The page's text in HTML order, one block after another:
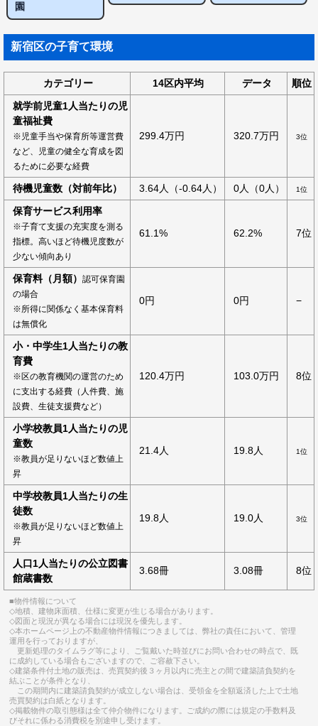
園
新宿区の子育て環境
カテゴリー 14区内平均 データ
順位
就学前児童1人当たりの児
童福祉費
※児童手当や保育所等運営費
など、児童の健全な育成を図
るために必要な経費
299.4万円 320.7万円 3位
待機児童数（対前年比） 3.64人（-0.64人） 0人（0人） 1位
保育サービス利用率
※子育て支援の充実度を測る
指標。高いほど待機児度数が
少ない傾向あり
61.1% 62.2% 7位
保育料（月額）
認可保育園
の場合
※所得に関係なく基本保育料
は無償化
0円 0円 −
小・中学生1人当たりの教
育費
※区の教育機関の運営のため
に支出する経費（人件費、施
設費、生徒支援費など）
120.4万円 103.0万円 8位
小学校教員1人当たりの児
童数
※教員が足りないほど数値上
昇
21.4人 19.8人 1位
中学校教員1人当たりの生
徒数
※教員が足りないほど数値上
昇
19.8人 19.0人 3位
人口1人当たりの公立図書
館蔵書数
3.68冊 3.08冊 8位
■物件情報について
◇地積、建物床面積、仕様に変更が生じる場合があります。
◇図面と現況が異なる場合には現況を優先します。
◇本ホームページ上の不動産物件情報につきましては、弊社の責任において、管理
運用を行っておりますが、
更新処理のタイムラグ等により、ご覧戴いた時並びにお問い合わせの時点で、既
に成約している場合もございますので、ご容赦下さい。
◇建築条件付土地の販売は、売買契約後３ヶ月以内に売主との間で建築請負契約を
結ぶことが条件となり、
この期間内に建築請負契約が成立しない場合は、受領金を全額返済した上で土地
売買契約は白紙となります。
◇掲載物件の取引態様は全て仲介物件になります。ご成約の際には規定の手数料及
びそれに係わる消費税を別途申し受けます。